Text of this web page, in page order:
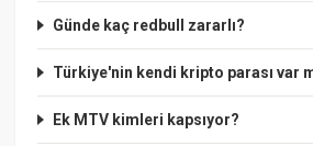
Günde kaç redbull zararlı?
Türkiye'nin kendi kripto parası var
Ek MTV kimleri kapsıyor?